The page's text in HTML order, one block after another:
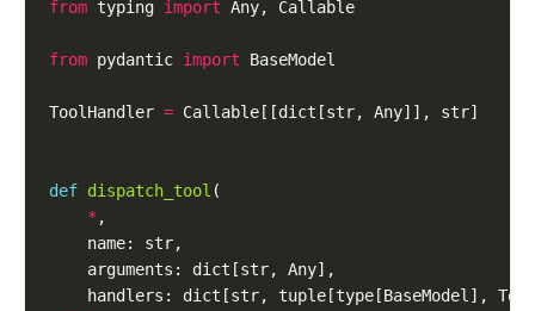
from typing import
from pydantic import
ToolHandler =
def dispatch_tool
*